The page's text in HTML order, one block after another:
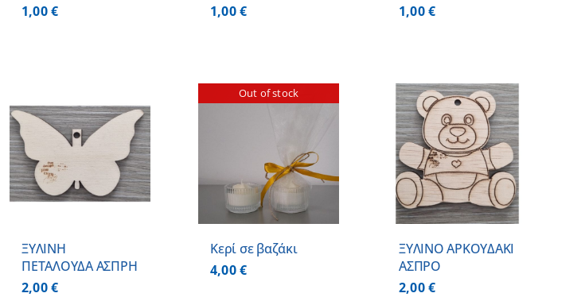
1,00€
1,00€
1,00€
ΞΥΛΙΝΗ
ΠΕΤΑΛΟΥΔΑ ΑΣΠΡΗ
2,00€
Out of stock
ΛΕΠΤΟΜΕΡΕΙΕΣ
Κερί σε βαζάκι
4,00€
ΚΑΛΑΘΙ
ΛΕΠΤΟΜΕΡΕΙΕΣ
ΞΥΛΙΝΟ ΑΡΚΟΥΔΑΚΙ
ΑΣΠΡΟ
2,00€